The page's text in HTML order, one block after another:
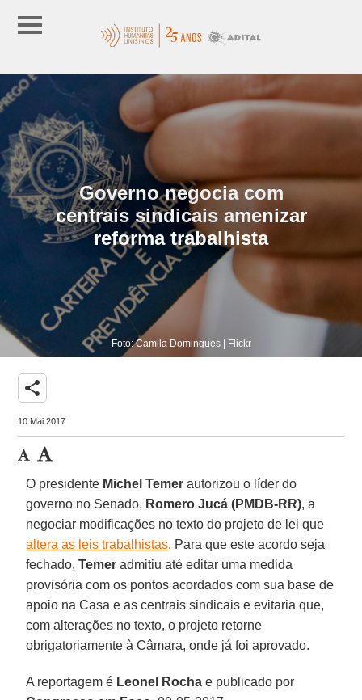
Governo negocia com
centrais sindicais amenizar
reforma trabalhista
Foto: Camila Domingues | Flickr
share
10 Mai 2017
O presidente Michel Temer autorizou o líder do
governo no Senado, Romero Jucá (PMDB-RR), a
negociar modificações no texto do projeto de lei que
altera as leis trabalhistas. Para que este acordo seja
fechado,Temer admitiu até editar uma medida
provisória com os pontos acordados com sua base de
apoio na Casa e as centrais sindicais e evitaria que,
com alterações no texto, o projeto retorne
obrigatoriamente à Câmara, onde já foi aprovado.
A reportagem é Leonel Rocha e publicado por